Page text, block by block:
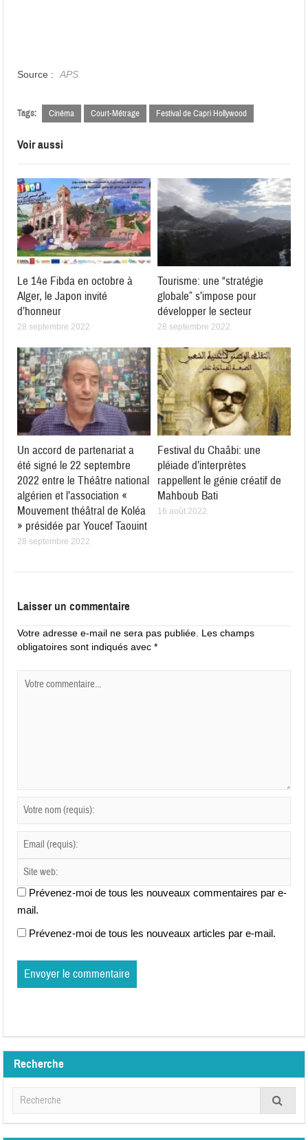
Source : APS
Tags: Cinéma Court-Métrage Festival de Capri Hollywood
Voir aussi
Le 14e Fibda en octobre à
Alger, le Japon invité
d’honneur
28 septembre 2022
Tourisme: une “stratégie
globale” s’impose pour
développer le secteur
28 septembre 2022
Un accord de partenariat a
été signé le 22 septembre
2022 entre le Théâtre national
algérien et l’association «
Mouvement théâtral de Koléa
» présidée par Youcef Taouint
28 septembre 2022
Festival du Chaâbi: une
pléiade d’interprètes
rappellent le génie créatif de
Mahboub Bati
16 août 2022
Laisser un commentaire
Votre adresse e-mail ne sera pas publiée. Les champs
obligatoires sont indiqués avec*
Prévenez-moi de tous les nouveaux commentaires par e-
mail.
Prévenez-moi de tous les nouveaux articles par e-mail.
Recherche